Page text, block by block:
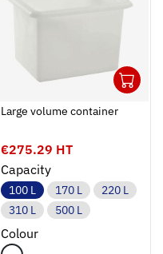
Large volume container
€275.29 HT
Capacity
100 L 170 L
220 L
310 L
500 L
Colour